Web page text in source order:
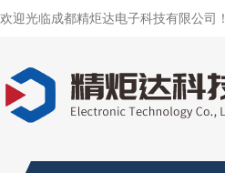
欢迎光临成都精炬达电子科技有限公司！